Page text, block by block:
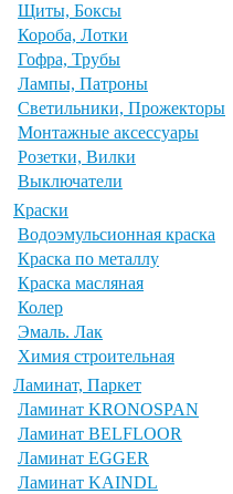
Щиты, Боксы
Короба, Лотки
Гофра, Трубы
Лампы, Патроны
Светильники, Прожекторы
Монтажные аксессуары
Розетки, Вилки
Выключатели
Краски
Водоэмульсионная краска
Краска по металлу
Краска масляная
Колер
Эмаль. Лак
Химия строительная
Ламинат, Паркет
Ламинат KRONOSPAN
Ламинат BELFLOOR
Ламинат EGGER
Ламинат KAINDL